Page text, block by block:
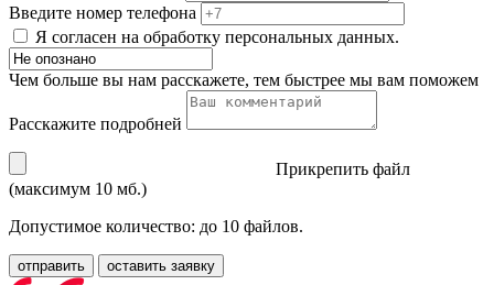
Введите номер телефона
Я согласен на обработку персональных данных.
Чем больше вы нам расскажете, тем быстрее мы вам поможем
Расскажите подробней
Прикрепить файл
(максимум 10 мб.)
Допустимое количество: до 10 файлов.
отправить оставить заявку